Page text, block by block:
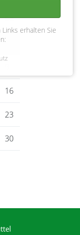
Sonntag
2
16
23
30
erhalten Sie